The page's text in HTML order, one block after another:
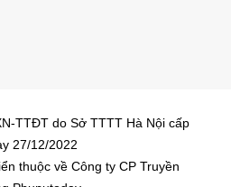
TTĐT do Sở TTTT Hà Nội cấp
27/12/2022
thuộc về Công ty CP Truyền